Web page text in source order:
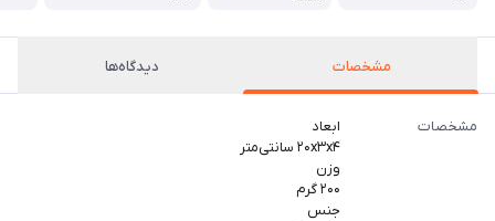
مشخصات دیدگاه‌ها
مشخصات
ابعاد
۲۰x۳x۴ سانتی‌متر
وزن
۲۰۰ گرم
جنس